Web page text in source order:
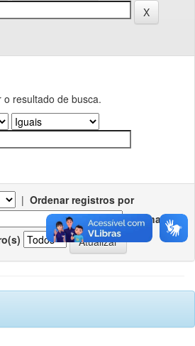
resultado de busca.
| Ordenar registros por
Ordenar